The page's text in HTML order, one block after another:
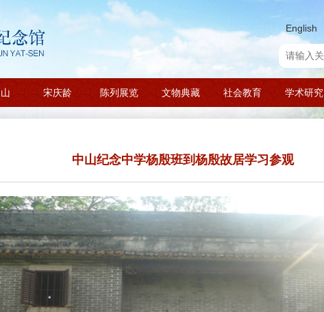
English
宋庆龄 陈列展览 文物典藏 社会教育 学术研究
中山纪念中学杨殷班到杨殷故居学习参观